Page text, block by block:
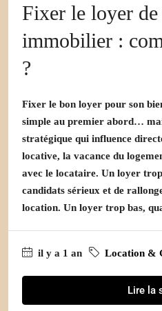
Fixer le loyer de
immobilier :
?
Fixer le bon loyer pour son
simple au premier abord…
stratégique qui influence
locative, la vacance du
avec le locataire. Un loyer
candidats sérieux et de
location. Un loyer trop bas,
il y a 1 an Location &
Lire la